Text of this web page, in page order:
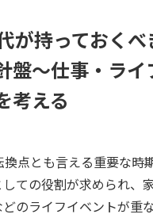
が持っておくべ
盤～仕事・ライ
考える
点とも言える重要な時
ての役割が求められ、
のライフイベントが重